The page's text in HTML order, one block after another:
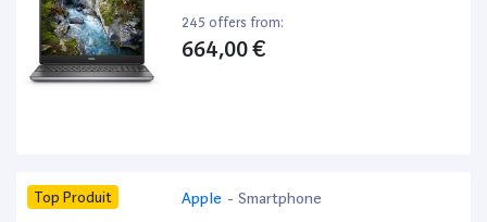
245 offers from:
664,00 €
Top Produit Apple - Smartphone